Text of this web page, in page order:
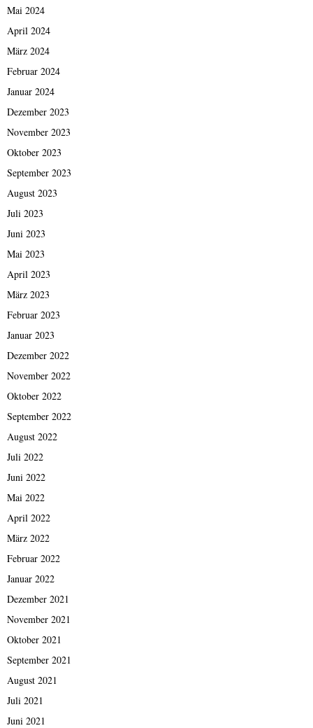
Mai 2024
April 2024
März 2024
Februar 2024
Januar 2024
Dezember 2023
November 2023
Oktober 2023
September 2023
August 2023
Juli 2023
Juni 2023
Mai 2023
April 2023
März 2023
Februar 2023
Januar 2023
Dezember 2022
November 2022
Oktober 2022
September 2022
August 2022
Juli 2022
Juni 2022
Mai 2022
April 2022
März 2022
Februar 2022
Januar 2022
Dezember 2021
November 2021
Oktober 2021
September 2021
August 2021
Juli 2021
Juni 2021